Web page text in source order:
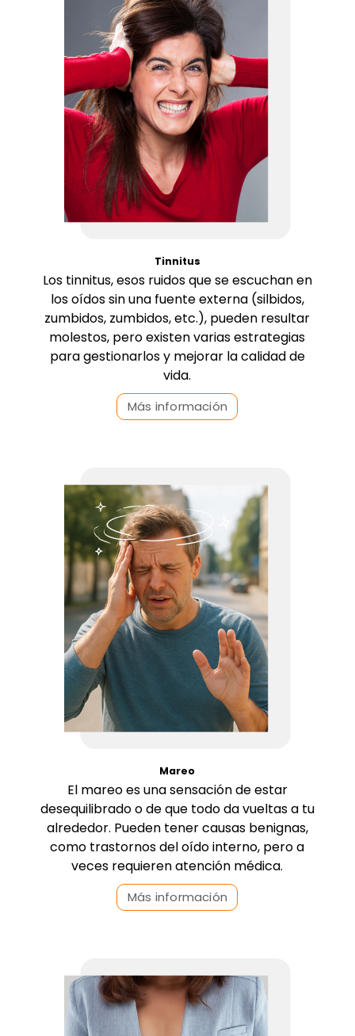
Tinnitus
Los tinnitus, esos ruidos que se escuchan en
los oídos sin una fuente externa (silbidos,
zumbidos, zumbidos, etc.), pueden resultar
molestos, pero existen varias estrategias
para gestionarlos y mejorar la calidad de
vida.
Más información
Mareo
El mareo es una sensación de estar
desequilibrado o de que todo da vueltas a tu
alrededor. Pueden tener causas benignas,
como trastornos del oído interno, pero a
veces requieren atención médica.
Más información